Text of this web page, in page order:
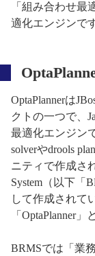
「組み合わせ
適化エンジンで
OptaPlannerは
クトの一つで、
最適化エンジン
solverやdrools
ニティで作成さ
System（以下「
して作成されて
「OptaPlanner」
BRMSでは「業